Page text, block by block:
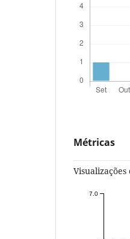
Métricas
Visualizações
7.0